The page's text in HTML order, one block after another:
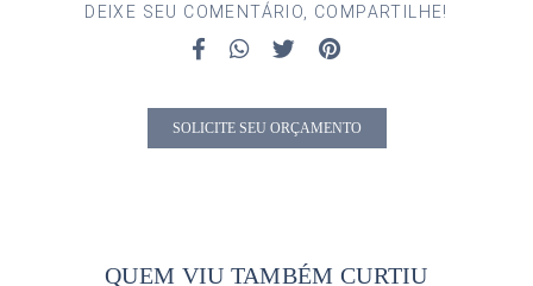
DEIXE SEU COMENTÁRIO, COMPARTILHE!
SOLICITE SEU ORÇAMENTO
QUEM VIU TAMBÉM CURTIU